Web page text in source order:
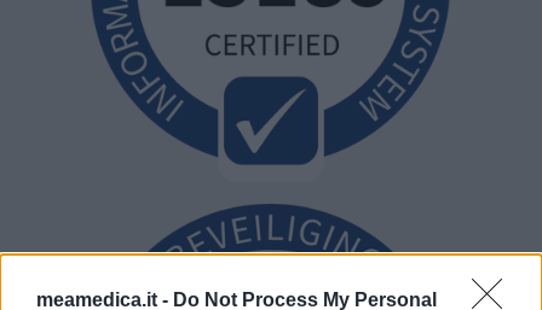
meamedica.it - Do Not Process My Personal